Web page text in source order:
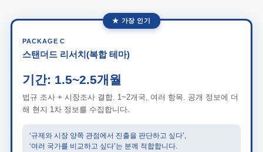
★ 가장 인기
PACKAGE C
스탠더드 리서치(복합 테마)
기간: 1.5~2.5개월
법규 조사 + 시장조사 결합. 1~2개국, 여러 항목. 공개 정보에 더
해 현지 1차 정보를 수집합니다.
‘규제와 시장 양쪽 관점에서 진출을 판단하고 싶다’,
‘여러 국가를 비교하고 싶다’는 분께 적합합니다.